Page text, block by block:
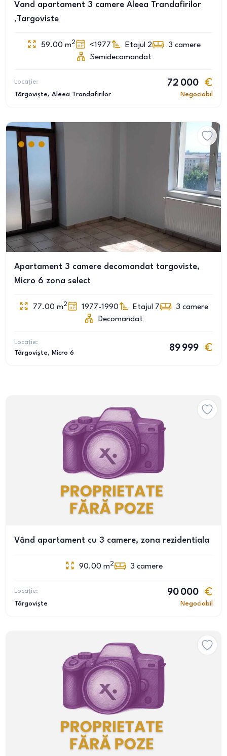
Vand apartament 3 camere Aleea Trandafirilor
,Targoviste
59.00 m2 <1977 Etajul 2 3 camere
Semidecomandat
Locație:
Târgoviște, Aleea Trandafirilor
72 000
Negociabil
Apartament 3 camere decomandat targoviste,
Micro 6 zona select
77.00 m2 1977-1990 Etajul 7 3 camere
Decomandat
Locație:
Târgoviște, Micro 6
89 999
Vând apartament cu 3 camere, zona rezidentiala
90.00 m2 3 camere
Locație:
Târgoviște
90 000
Negociabil